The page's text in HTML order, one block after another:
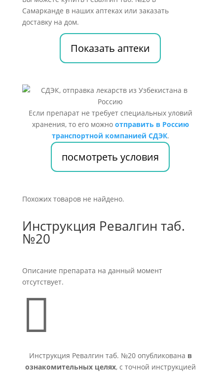
Самарканде в наших аптеках или заказать
доставку на дом.
Показать аптеки
Если препарат не требует специальных уловий
хранения, то его можно отправить в Россию
транспортной компанией СДЭК.
посмотреть условия
Похожих товаров не найдено.
Инструкция Ревалгин таб.
№20
Описание препарата на данный момент
отсутствует.

Инструкция Ревалгин таб. №20 опубликована в
ознакомительных целях, с точной инструкцией